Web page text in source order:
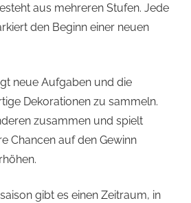
aus mehreren Stufen. Jede
den Beginn einer neuen
neue Aufgaben und die
Dekorationen zu sammeln.
zusammen und spielt
Chancen auf den Gewinn
gibt es einen Zeitraum, in